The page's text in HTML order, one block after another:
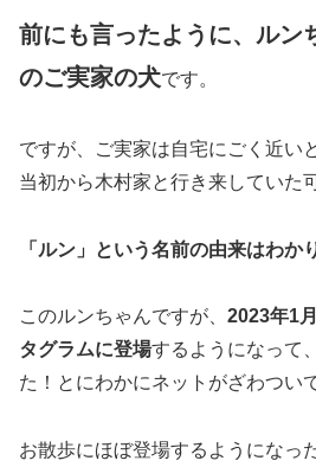
前にも言ったように、ルン
のご実家の犬です。
ですが、ご実家は自宅にごく近い
当初から木村家と行き来していた
「ルン」という名前の由来はわか
このルンちゃんですが、 2023年1
タグラムに登場するようになって
た！とにわかにネットがざわつい
お散歩にほぼ登場するようになっ